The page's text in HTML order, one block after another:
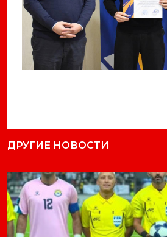
ДРУГИЕ НОВОСТИ